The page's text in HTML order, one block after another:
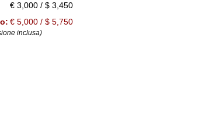
€ 3,000 / $ 3,450
€ 5,000 / $ 5,750
inclusa)